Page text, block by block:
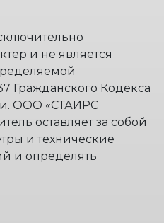
и не является
Гражданского Кодекса
ООО «СТАИРС
оставляет за собой
и технические
и определять